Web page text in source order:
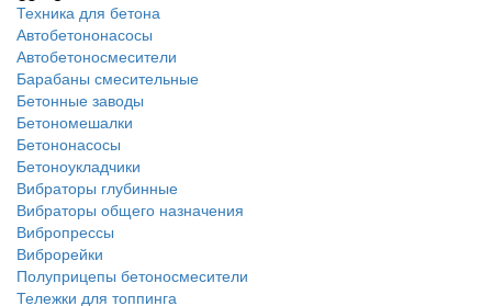
Техника для бетона
Автобетононасосы
Автобетоносмесители
Барабаны смесительные
Бетонные заводы
Бетономешалки
Бетононасосы
Бетоноукладчики
Вибраторы глубинные
Вибраторы общего назначения
Вибропрессы
Виброрейки
Полуприцепы бетоносмесители
Тележки для топпинга